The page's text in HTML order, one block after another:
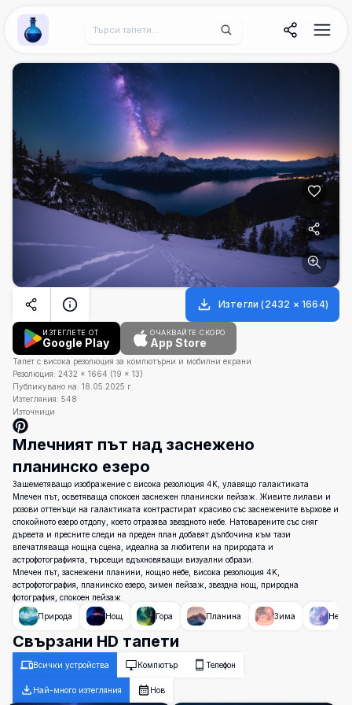
Wallpaper Alchemy
Изтегли (2432 × 1664)
ИЗТЕГЛЕТЕ ОТ
Google Play
ОЧАКВАЙТЕ СКОРО
App Store
Тапет с висока резолюция за компютърни и мобилни екрани
Резолюция: 2432 × 1664 (19 × 13)
Публикувано на: 18.05.2025 г.
Изтегляния: 548
Източници
Млечният път над заснежено
планинско езеро
Зашеметяващо изображение с висока резолюция 4K, улавящо галактиката
Млечен път, осветяваща спокоен заснежен планински пейзаж. Живите лилави и
розови оттенъци на галактиката контрастират красиво със заснежените върхове и
спокойното езеро отдолу, което отразява звездното небе. Натоварените със сняг
дървета и пресните следи на преден план добавят дълбочина към тази
впечатляваща нощна сцена, идеална за любители на природата и
астрофотографията, търсещи вдъхновяващи визуални образи.
Млечен път, заснежени планини, нощно небе, висока резолюция 4K,
астрофотография, планинско езеро, зимен пейзаж, звездна нощ, природна
фотография, спокоен пейзаж
Природа
Нощ Гора Планина Зима Небе
Свързани HD тапети
Всички устройства Компютър Телефон
Най-много изтегляния Нов